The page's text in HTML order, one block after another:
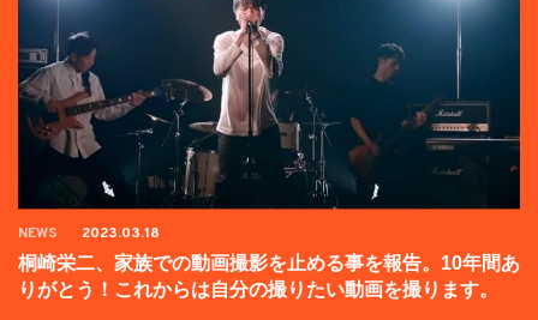
NEWS 2023.03.18
桐崎栄二、家族での動画撮影を止める事を報告。10年間あ
りがとう！これからは自分の撮りたい動画を撮ります。